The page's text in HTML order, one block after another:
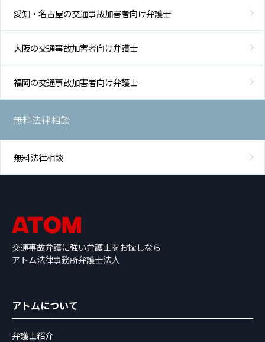
愛知・名古屋の交通事故加害者向け弁護士
大阪の交通事故加害者向け弁護士
福岡の交通事故加害者向け弁護士
無料法律相談
無料法律相談
交通事故弁護に強い弁護士をお探しなら
アトム法律事務所弁護士法人
アトムについて
弁護士紹介